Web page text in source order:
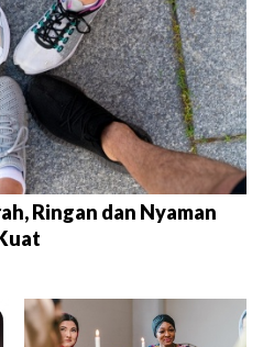
Ringan dan Nyaman